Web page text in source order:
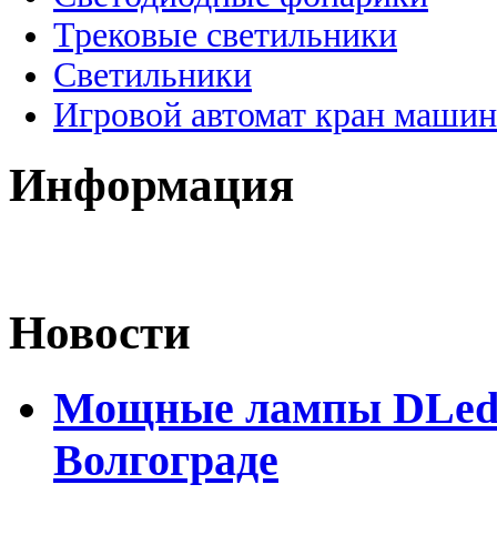
Трековые светильники
Светильники
Игровой автомат кран
Информация
Новости
Мощные лампы DLed
Волгограде